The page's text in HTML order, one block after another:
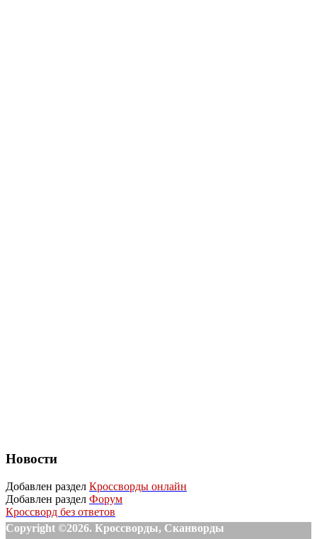
Новости
Добавлен раздел Кроссворды онлайн
Добавлен раздел Форум
Кроссворд без ответов
Copyright ©2026. Кроссворды, Сканворды